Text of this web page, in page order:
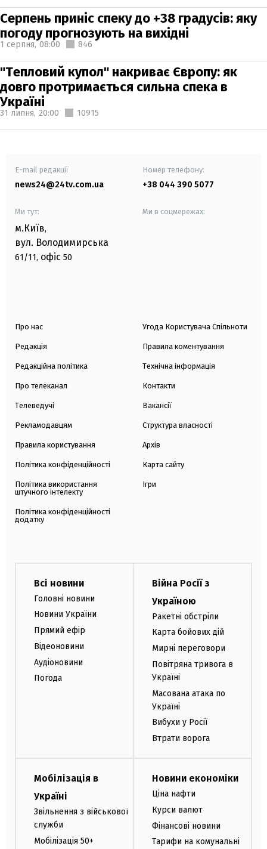
Серпень приніс спеку до +38 градусів: яку
погоду прогнозують на вихідні
1 серпня, 08:00 846
"Тепловий купол" накриває Європу: як
довго протримається сильна спека в
Україні
31 липня, 20:00 10915
E-mail редакції
news24@24tv.com.ua
Номер телефону:
+38 044 390 5077
Ми тут:
м.Київ,
вул. Володимирська
61/11, офіс 50
Ми в соцмережах:
Про нас
Редакція
Редакційна політика
Про телеканал
Телеведучі
Рекламодавцям
Правила користування
Політика конфіденційності
Політика використання
штучного інтелекту
Політика конфіденційності
додатку
Угода Користувача Спільноти
Правила коментування
Технічна інформація
Контакти
Вакансії
Структура власності
Архів
Карта сайту
Ігри
Всі новини
Головні новини
Новини України
Прямий ефір
Відеоновини
Аудіоновини
Погода
Війна Росії з
Україною
Ракетні обстріли
Карта бойових дій
Мирні переговори
Повітряна тривога в
Україні
Масована атака по
Україні
Вибухи у Росії
Втрати ворога
Мобілізація в
Україні
Звільнення з військової
служби
Мобілізація 50+
Новини економіки
Ціна нафти
Курси валют
Фінансові новини
Тарифи на комунальні